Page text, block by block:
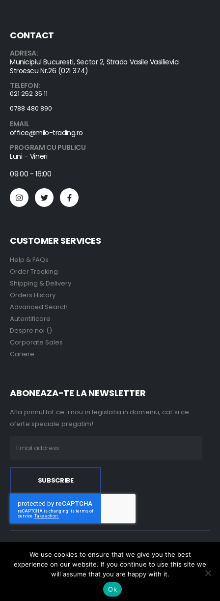
CONTACT
ADRESA:
Municipiul Bucuresti, Sector 2, Strada Vasile Vasilievici
Stroescu Nr.26 (021 374)
TELEFON:
021 252 35 11
0788 480 890
EMAIL
office@milo-trading.ro
PROGRAM CU PUBLICU
Luni - Vineri
09:00 - 16:00
CUSTOMER SERVICES
Help & FAQs
Order Tracking
Shipping & Delivery
Orders History
Advanced Search
Autentificare
Despre noi ()
Corporate Sales
Cariere
ABONEAZA-TE LA NEWSLETTER
Afla primul tot ce-i nou in legislatia in domeniu, cat si ce
oferte speciale pregatim!
Milo Trading 2000 © 2023. All Rights Reserved
We use cookies to ensure that we give you the best
experience on our website. If you continue to use this site we
will assume that you are happy with it.
Ok